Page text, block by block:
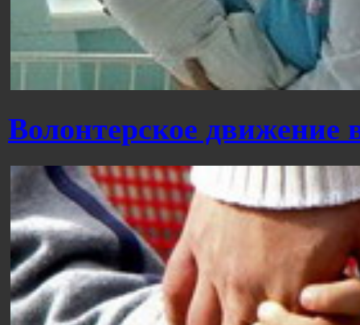
Волонтерское движение